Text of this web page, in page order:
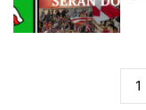
1